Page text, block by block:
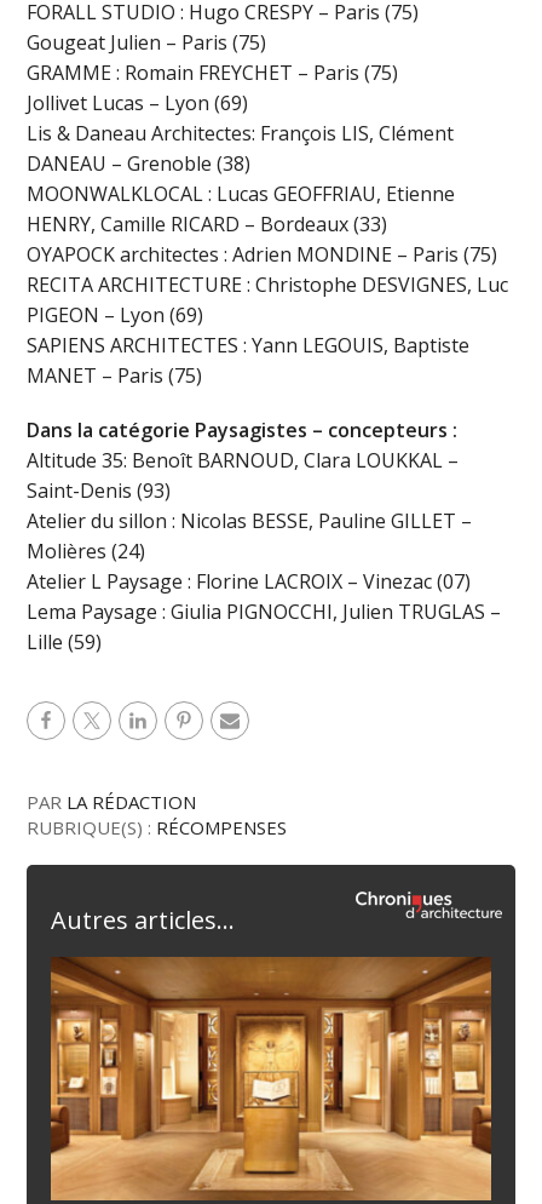
FORALL STUDIO : Hugo CRESPY – Paris (75)
Gougeat Julien – Paris (75)
GRAMME : Romain FREYCHET – Paris (75)
Jollivet Lucas – Lyon (69)
Lis & Daneau Architectes: François LIS, Clément
DANEAU – Grenoble (38)
MOONWALKLOCAL : Lucas GEOFFRIAU, Etienne
HENRY, Camille RICARD – Bordeaux (33)
OYAPOCK architectes : Adrien MONDINE – Paris (75)
RECITA ARCHITECTURE : Christophe DESVIGNES, Luc
PIGEON – Lyon (69)
SAPIENS ARCHITECTES : Yann LEGOUIS, Baptiste
MANET – Paris (75)
Dans la catégorie Paysagistes – concepteurs :
Altitude 35: Benoît BARNOUD, Clara LOUKKAL –
Saint-Denis (93)
Atelier du sillon : Nicolas BESSE, Pauline GILLET –
Molières (24)
Atelier L Paysage : Florine LACROIX – Vinezac (07)
Lema Paysage : Giulia PIGNOCCHI, Julien TRUGLAS –
Lille (59)
PAR LA RÉDACTION
RUBRIQUE(S) : RÉCOMPENSES
Autres articles...